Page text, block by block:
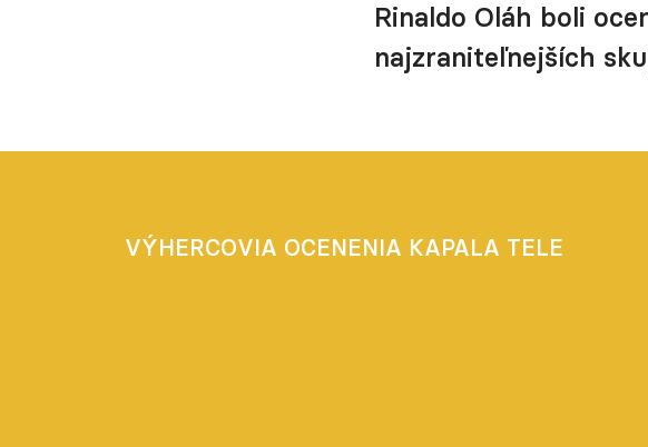
Rinaldo Oláh boli
najzraniteľnejších
VÝHERCOVIA OCENENIA KAPALA TELE